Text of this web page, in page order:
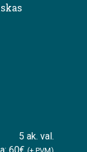
5 ak. val.
60€